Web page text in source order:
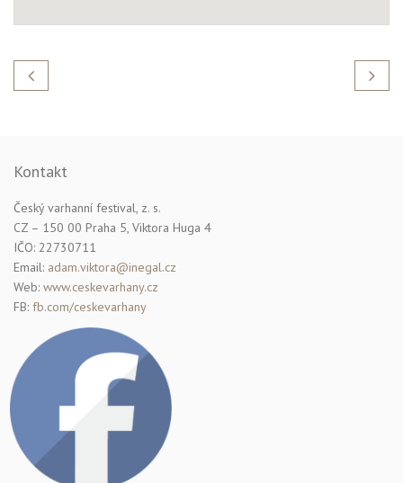
Kontakt
Český varhanní festival, z. s.
CZ – 150 00 Praha 5, Viktora Huga 4
IČO: 22730711
Email: adam.viktora@inegal.cz
Web: www.ceskevarhany.cz
FB: fb.com/ceskevarhany